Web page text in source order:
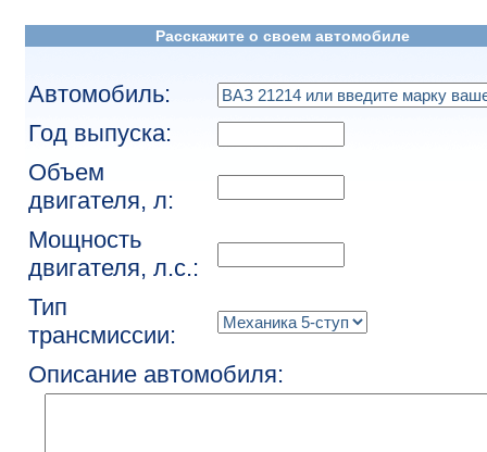
Расскажите о своем автомобиле
Автомобиль:
Год выпуска:
Объем
двигателя, л:
Мощность
двигателя, л.с.:
Тип
трансмиссии:
Описание автомобиля: